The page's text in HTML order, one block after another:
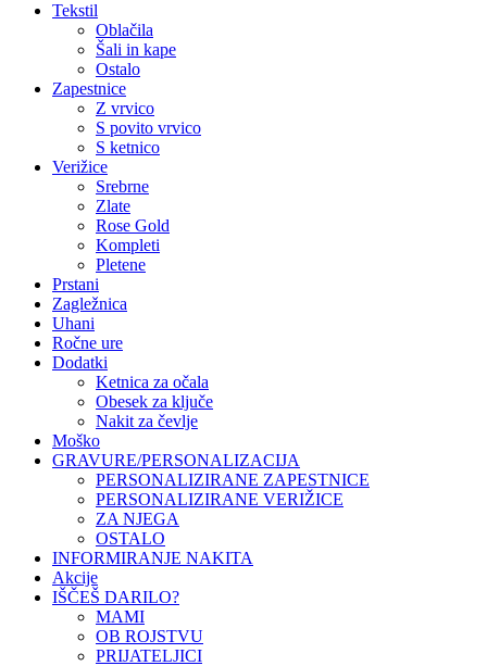
Tekstil
Oblačila
Šali in kape
Ostalo
Zapestnice
Z vrvico
S povito vrvico
S ketnico
Verižice
Srebrne
Zlate
Rose Gold
Kompleti
Pletene
Prstani
Zagležnica
Uhani
Ročne ure
Dodatki
Ketnica za očala
Obesek za ključe
Nakit za čevlje
Moško
GRAVURE/PERSONALIZACIJA
PERSONALIZIRANE ZAPESTNICE
PERSONALIZIRANE VERIŽICE
ZA NJEGA
OSTALO
INFORMIRANJE NAKITA
Akcije
IŠČEŠ DARILO?
MAMI
OB ROJSTVU
PRIJATELJICI